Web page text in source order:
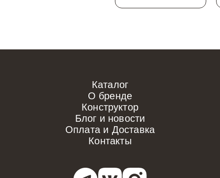
Каталог
О бренде
Конструктор
Блог и новости
Оплата и Доставка
Контакты